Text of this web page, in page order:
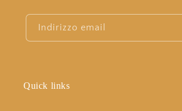
Indirizzo email
Quick links